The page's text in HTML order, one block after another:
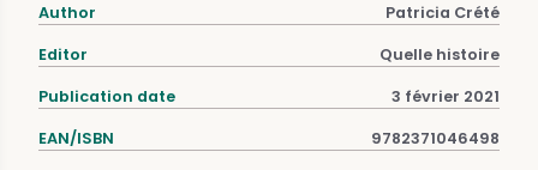
Author Patricia Crété
Editor Quelle histoire
Publication date 3 février 2021
EAN/ISBN 9782371046498